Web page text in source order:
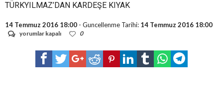
TÜRKYILMAZ’DAN KARDEŞE KIYAK
14 Temmuz 2016 18:00 - Guncellenme Tarihi: 14 Temmuz 2016 18:00
TÜRKYILMAZ’DAN
KIYAK
yorumlar kapalı 0